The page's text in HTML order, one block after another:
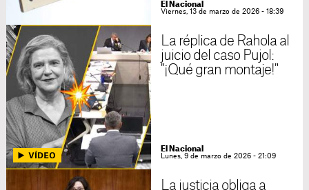
El Nacional
Viernes, 13 de marzo de 2026 - 18:39
La réplica de Rahola al
juicio del caso Pujol:
"¡Qué gran montaje!"
El Nacional
Lunes, 9 de marzo de 2026 - 21:09
La justicia obliga a